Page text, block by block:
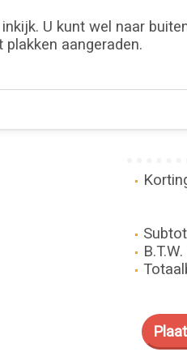
U kunt wel naar
aangeraden.
B.T.W.